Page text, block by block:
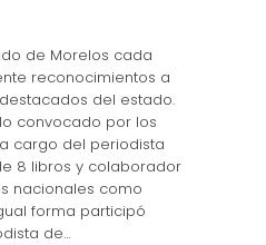
de Morelos cada
reconocimientos a
del estado.
convocado por los
cargo del periodista
8 libros y colaborador
nacionales como
forma participó
de…